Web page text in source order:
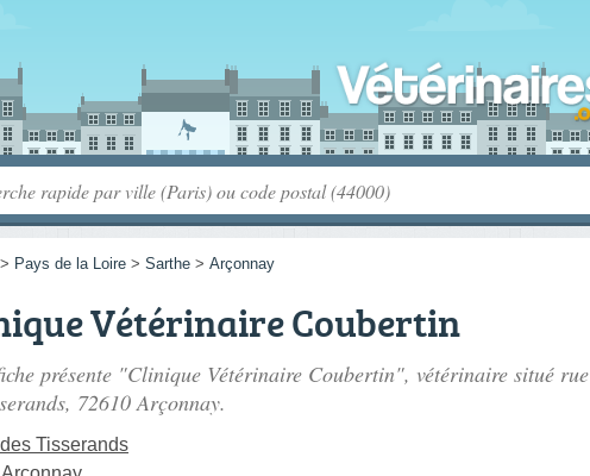
> Pays de la Loire > Sarthe > Arçonnay
Vétérinaire Coubertin
présente "Clinique Vétérinaire Coubertin", vétérinaire situé rue
, 72610 Arçonnay.
Tisserands